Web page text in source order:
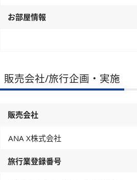
お部屋情報
販売会社/旅行企画・実施
販売会社
ANA X株式会社
旅行業登録番号